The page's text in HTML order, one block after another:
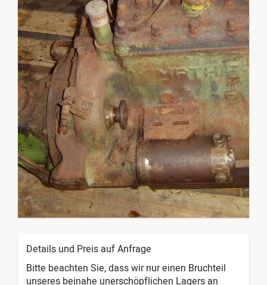
Details und Preis auf Anfrage
Bitte beachten Sie, dass wir nur einen Bruchteil
unseres beinahe unerschöpflichen Lagers an